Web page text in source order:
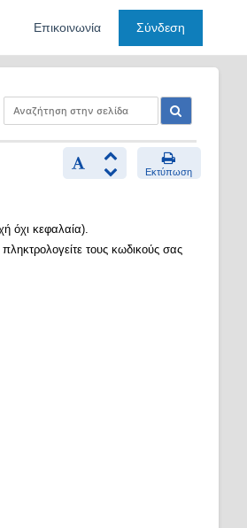
Επικοινωνία Σύνδεση
Εκτύπωση
όχι κεφαλαία).
τους κωδικούς σας